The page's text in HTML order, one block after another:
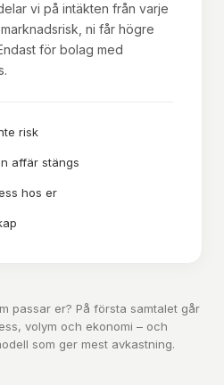
vi på intäkten från varje
ni får högre
för bolag med
risk
affär stängs
hos er
passar er? På första samtalet går
volym och ekonomi – och
som ger mest avkastning.